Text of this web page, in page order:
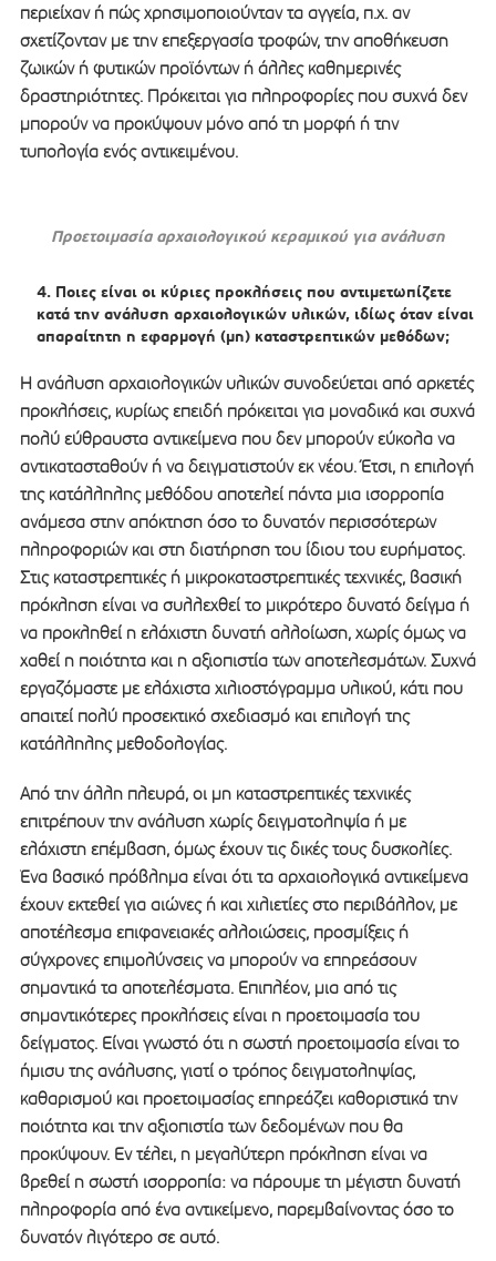
περιείχαν ή πώς χρησιμοποιούνταν τα αγγεία, π.χ. αν
σχετίζονταν με την επεξεργασία τροφών, την αποθήκευση
ζωικών ή φυτικών προϊόντων ή άλλες καθημερινές
δραστηριότητες. Πρόκειται για πληροφορίες που συχνά δεν
μπορούν να προκύψουν μόνο από τη μορφή ή την
τυπολογία ενός αντικειμένου.
Προετοιμασία αρχαιολογικού κεραμικού για ανάλυση
Ποιες είναι οι κύριες προκλήσεις που αντιμετωπίζετε
κατά την ανάλυση αρχαιολογικών υλικών, ιδίως όταν είναι
απαραίτητη η εφαρμογή (μη) καταστρεπτικών μεθόδων;
Η ανάλυση αρχαιολογικών υλικών συνοδεύεται από αρκετές
προκλήσεις, κυρίως επειδή πρόκειται για μοναδικά και συχνά
πολύ εύθραυστα αντικείμενα που δεν μπορούν εύκολα να
αντικατασταθούν ή να δειγματιστούν εκ νέου. Έτσι, η επιλογή
της κατάλληλης μεθόδου αποτελεί πάντα μια ισορροπία
ανάμεσα στην απόκτηση όσο το δυνατόν περισσότερων
πληροφοριών και στη διατήρηση του ίδιου του ευρήματος.
Στις καταστρεπτικές ή μικροκαταστρεπτικές τεχνικές, βασική
πρόκληση είναι να συλλεχθεί το μικρότερο δυνατό δείγμα ή
να προκληθεί η ελάχιστη δυνατή αλλοίωση, χωρίς όμως να
χαθεί η ποιότητα και η αξιοπιστία των αποτελεσμάτων. Συχνά
εργαζόμαστε με ελάχιστα χιλιοστόγραμμα υλικού, κάτι που
απαιτεί πολύ προσεκτικό σχεδιασμό και επιλογή της
κατάλληλης μεθοδολογίας.
Από την άλλη πλευρά, οι μη καταστρεπτικές τεχνικές
επιτρέπουν την ανάλυση χωρίς δειγματοληψία ή με
ελάχιστη επέμβαση, όμως έχουν τις δικές τους δυσκολίες.
Ένα βασικό πρόβλημα είναι ότι τα αρχαιολογικά αντικείμενα
έχουν εκτεθεί για αιώνες ή και χιλιετίες στο περιβάλλον, με
αποτέλεσμα επιφανειακές αλλοιώσεις, προσμίξεις ή
σύγχρονες επιμολύνσεις να μπορούν να επηρεάσουν
σημαντικά τα αποτελέσματα. Επιπλέον, μια από τις
σημαντικότερες προκλήσεις είναι η προετοιμασία του
δείγματος. Είναι γνωστό ότι η σωστή προετοιμασία είναι το
ήμισυ της ανάλυσης, γιατί ο τρόπος δειγματοληψίας,
καθαρισμού και προετοιμασίας επηρεάζει καθοριστικά την
ποιότητα και την αξιοπιστία των δεδομένων που θα
προκύψουν. Εν τέλει, η μεγαλύτερη πρόκληση είναι να
βρεθεί η σωστή ισορροπία: να πάρουμε τη μέγιστη δυνατή
πληροφορία από ένα αντικείμενο, παρεμβαίνοντας όσο το
δυνατόν λιγότερο σε αυτό.